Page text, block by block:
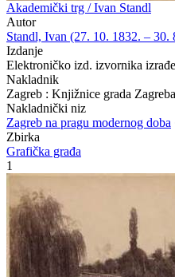
Akademički trg / Ivan Standl
Autor
Standl, Ivan (27. 10. 1832. – 30.
Izdanje
Elektroničko izd. izvornika
Nakladnik
Zagreb : Knjižnice grada
Nakladnički niz
Zagreb na pragu modernog doba
Zbirka
Grafička građa
1